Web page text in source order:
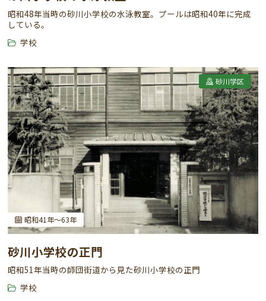
昭和48年当時の砂川小学校の水泳教室。プールは昭和40年に完成
している。
学校
砂川学区
昭和41年～63年
砂川小学校の正門
昭和51年当時の師団街道から見た砂川小学校の正門
学校